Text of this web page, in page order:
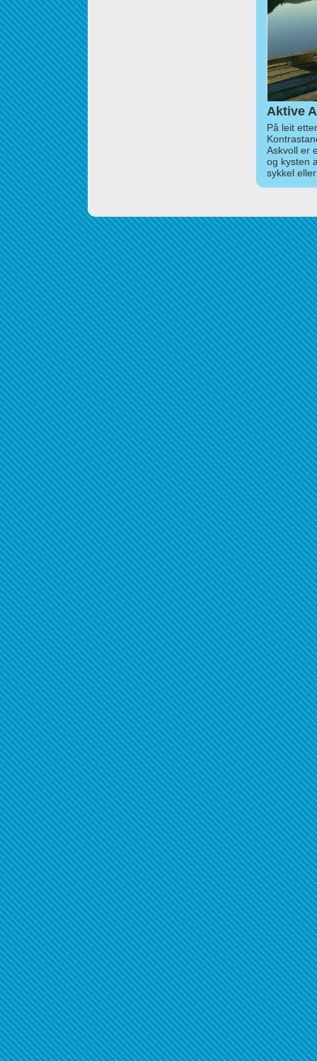
Aktive
På leit
Askvoll er
og kysten
sykkel